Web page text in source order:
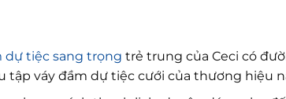
dự tiệc sang trọng trẻ trung của Ceci có
tập váy đầm dự tiệc cưới của thương hiệu